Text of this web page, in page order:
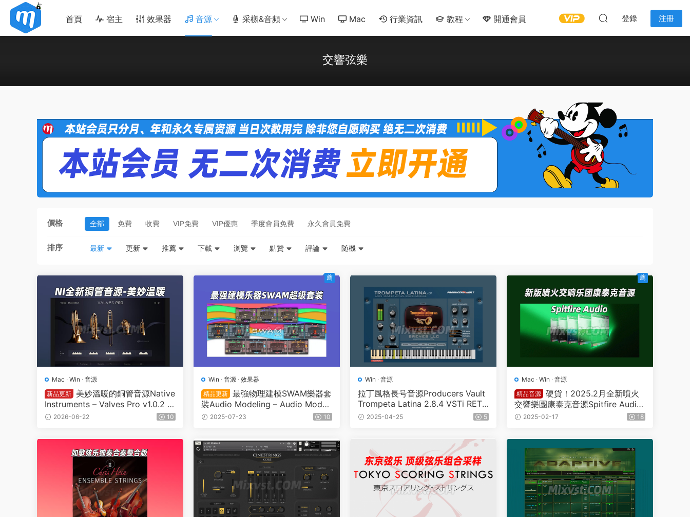
首頁 宿主 效果器 音源 采樣&音頻 Win Mac 行業資訊 教程 開通會員 登錄 注冊
交響弦樂
價格 全部 免費 收費 VIP免費 VIP優惠 季度會員免費 永久會員免費
排序 最新 更新 推薦 下載 浏覽 點贊 評論 随機
Mac · Win · 音源
新品更新
美妙溫暖的銅管音源Native
Instruments – Valves Pro v1.0.2 K
ONTAKT
2026-06-22 10
Win · 音源 · 效果器
精品更新 最強物理建模SWAM樂器套
裝Audio Modeling – Audio Modeli
ng SWAM Bundle 2025.6.CE WIN
2025-07-23 10
薦
Win · 音源
拉丁風格長号音源Producers Vault
Trompeta Latina 2.8.4 VSTi RETA
iL-FANTASTiC WIN
2025-04-25 5
Mac · Win · 音源
精品音源 硬貨！2025.2月全新噴火
交響樂團康泰克音源Spitfire Audio
Spitfire Symphony Orchestra v1.
2025-02-17 18
薦